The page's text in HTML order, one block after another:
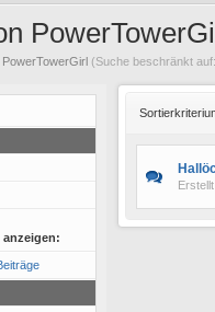
(Suche beschränkt
anzeigen: